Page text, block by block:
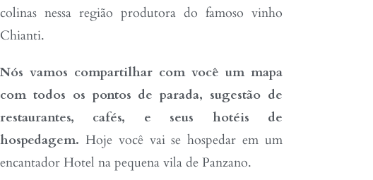
colinas nessa região produtora do famoso vinho
Chianti.
Nós vamos compartilhar com você um mapa
com todos os pontos de parada, sugestão de
restaurantes, cafés, e seus hotéis de
hospedagem. Hoje você vai se hospedar em um
encantador Hotel na pequena vila de Panzano.